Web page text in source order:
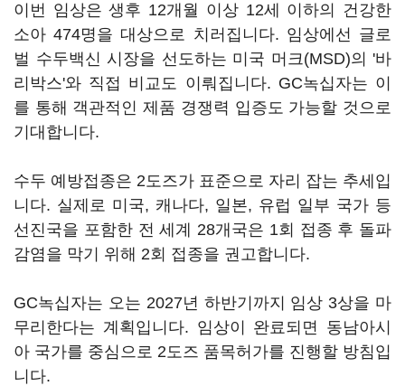
이번 임상은 생후 12개월 이상 12세 이하의 건강한
소아 474명을 대상으로 치러집니다. 임상에선 글로
벌 수두백신 시장을 선도하는 미국 머크(MSD)의 '바
리박스'와 직접 비교도 이뤄집니다. GC녹십자는 이
를 통해 객관적인 제품 경쟁력 입증도 가능할 것으로
기대합니다.
수두 예방접종은 2도즈가 표준으로 자리 잡는 추세입
니다. 실제로 미국, 캐나다, 일본, 유럽 일부 국가 등
선진국을 포함한 전 세계 28개국은 1회 접종 후 돌파
감염을 막기 위해 2회 접종을 권고합니다.
GC녹십자는 오는 2027년 하반기까지 임상 3상을 마
무리한다는 계획입니다. 임상이 완료되면 동남아시
아 국가를 중심으로 2도즈 품목허가를 진행할 방침입
니다.